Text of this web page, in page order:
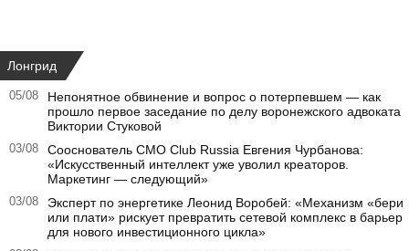
Лонгрид
05/08
Непонятное обвинение и вопрос о потерпевшем — как
прошло первое заседание по делу воронежского адвоката
Виктории Стуковой
03/08
Сооснователь CMO Club Russia Евгения Чурбанова:
«Искусственный интеллект уже уволил креаторов.
Маркетинг — следующий»
03/08
Эксперт по энергетике Леонид Воробей: «Механизм «бери
или плати» рискует превратить сетевой комплекс в барьер
для нового инвестиционного цикла»